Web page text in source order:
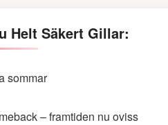
Helt Säkert Gillar:
sommar
– framtiden nu oviss